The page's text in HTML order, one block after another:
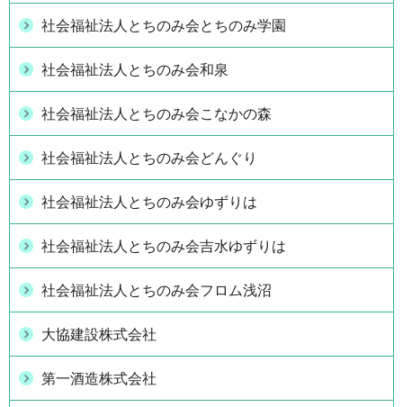
社会福祉法人とちのみ会とちのみ学園
社会福祉法人とちのみ会和泉
社会福祉法人とちのみ会こなかの森
社会福祉法人とちのみ会どんぐり
社会福祉法人とちのみ会ゆずりは
社会福祉法人とちのみ会吉水ゆずりは
社会福祉法人とちのみ会フロム浅沼
大協建設株式会社
第一酒造株式会社